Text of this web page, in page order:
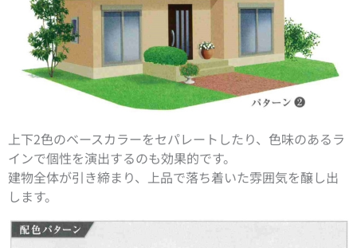
上下2色のベースカラーをセパレートしたり、色味のあるラ
インで個性を演出するのも効果的です。
建物全体が引き締まり、上品で落ち着いた雰囲気を醸し出
します。